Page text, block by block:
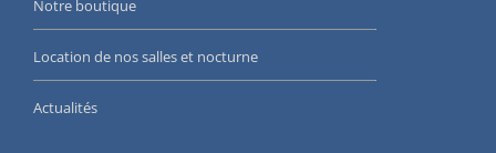
Notre boutique
Location de nos salles et nocturne
Actualités